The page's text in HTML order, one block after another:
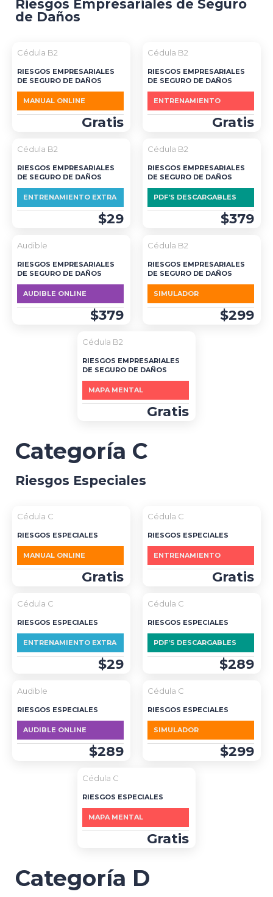
Riesgos Empresariales de Seguro
de Daños
Cédula B2
RIESGOS EMPRESARIALES
DE SEGURO DE DAÑOS
MANUAL ONLINE
Gratis
Cédula B2
RIESGOS EMPRESARIALES
DE SEGURO DE DAÑOS
ENTRENAMIENTO
Gratis
Cédula B2
RIESGOS EMPRESARIALES
DE SEGURO DE DAÑOS
ENTRENAMIENTO EXTRA
$29
Cédula B2
RIESGOS EMPRESARIALES
DE SEGURO DE DAÑOS
PDF’S DESCARGABLES
$379
DESTACADO
Audible
RIESGOS EMPRESARIALES
DE SEGURO DE DAÑOS
AUDIBLE ONLINE
$379
Cédula B2
RIESGOS EMPRESARIALES
DE SEGURO DE DAÑOS
SIMULADOR
$299
Cédula B2
RIESGOS EMPRESARIALES
DE SEGURO DE DAÑOS
MAPA MENTAL
Gratis
Categoría C
Riesgos Especiales
Cédula C
RIESGOS ESPECIALES
MANUAL ONLINE
Gratis
Cédula C
RIESGOS ESPECIALES
ENTRENAMIENTO
Gratis
Cédula C
RIESGOS ESPECIALES
ENTRENAMIENTO EXTRA
$29
Cédula C
RIESGOS ESPECIALES
PDF’S DESCARGABLES
$289
DESTACADO
Audible
RIESGOS ESPECIALES
AUDIBLE ONLINE
$289
Cédula C
RIESGOS ESPECIALES
SIMULADOR
$299
Cédula C
RIESGOS ESPECIALES
MAPA MENTAL
Gratis
Categoría D